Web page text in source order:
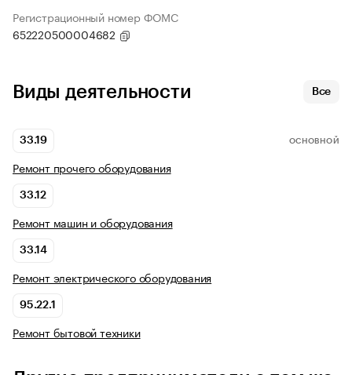
Регистрационный номер ФОМС
652220500004682
Виды деятельности Все
33.19 ОСНОВНОЙ
Ремонт прочего оборудования
33.12
Ремонт машин и оборудования
33.14
Ремонт электрического оборудования
95.22.1
Ремонт бытовой техники